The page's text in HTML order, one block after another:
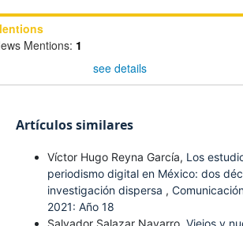
Mentions: 1
see details
Artículos similares
Víctor Hugo Reyna García, Los
periodismo digital en México: dos
investigación dispersa ,
2021: Año 18
Salvador Salazar Navarro, Viejos y